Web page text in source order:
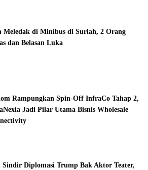
Meledak di Minibus di Suriah, 2 Orang
dan Belasan Luka
Rampungkan Spin-Off InfraCo Tahap 2,
Jadi Pilar Utama Bisnis Wholesale
Sindir Diplomasi Trump Bak Aktor Teater,